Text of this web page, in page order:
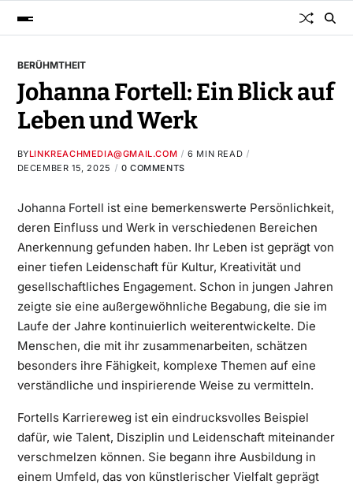
BERÜHMTHEIT
Johanna Fortell: Ein Blick auf
Leben und Werk
BYLINKREACHMEDIA@GMAIL.COM
6 MIN READ
DECEMBER 15, 2025
0 COMMENTS
Johanna Fortell ist eine bemerkenswerte Persönlichkeit,
deren Einfluss und Werk in verschiedenen Bereichen
Anerkennung gefunden haben. Ihr Leben ist geprägt von
einer tiefen Leidenschaft für Kultur, Kreativität und
gesellschaftliches Engagement. Schon in jungen Jahren
zeigte sie eine außergewöhnliche Begabung, die sie im
Laufe der Jahre kontinuierlich weiterentwickelte. Die
Menschen, die mit ihr zusammenarbeiten, schätzen
besonders ihre Fähigkeit, komplexe Themen auf eine
verständliche und inspirierende Weise zu vermitteln.
Fortells Karriereweg ist ein eindrucksvolles Beispiel
dafür, wie Talent, Disziplin und Leidenschaft miteinander
verschmelzen können. Sie begann ihre Ausbildung in
einem Umfeld, das von künstlerischer Vielfalt geprägt